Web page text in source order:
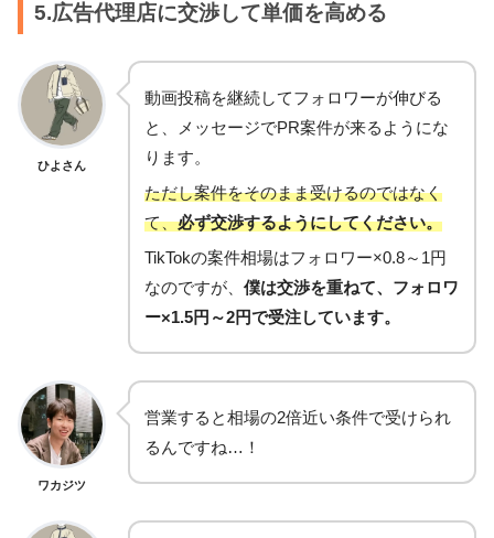
5.広告代理店に交渉して単価を高める
ひよさん
動画投稿を継続してフォロワーが伸びる
と、メッセージでPR案件が来るようにな
ります。
ただし案件をそのまま受けるのではなく
て、必ず交渉するようにしてください。
TikTokの案件相場はフォロワー×0.8～1円
なのですが、 僕は交渉を重ねて、フォロワ
ー×1.5円～2円で受注しています。
ワカジツ
営業すると相場の2倍近い条件で受けられ
るんですね…！